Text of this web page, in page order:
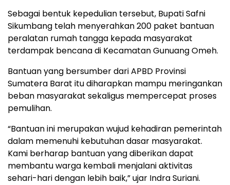
Sebagai bentuk kepedulian tersebut, Bupati Safni
Sikumbang telah menyerahkan 200 paket bantuan
peralatan rumah tangga kepada masyarakat
terdampak bencana di Kecamatan Gunuang Omeh.
Bantuan yang bersumber dari APBD Provinsi
Sumatera Barat itu diharapkan mampu meringankan
beban masyarakat sekaligus mempercepat proses
pemulihan.
“Bantuan ini merupakan wujud kehadiran pemerintah
dalam memenuhi kebutuhan dasar masyarakat.
Kami berharap bantuan yang diberikan dapat
membantu warga kembali menjalani aktivitas
sehari-hari dengan lebih baik,” ujar Indra Suriani.